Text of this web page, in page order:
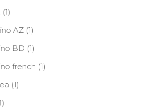
(1)
AZ(1)
BD (1)
french (1)
(1)